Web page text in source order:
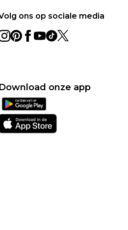
ons op sociale media
Download onze app